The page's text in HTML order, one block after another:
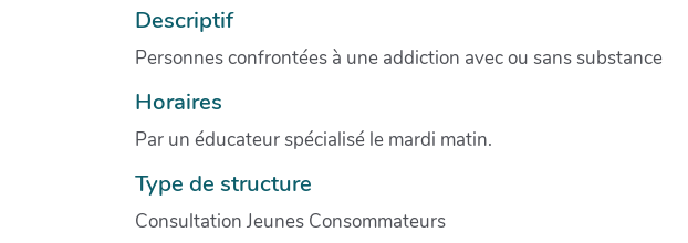
Descriptif
Personnes confrontées à une addiction avec ou sans substance
Horaires
Par un éducateur spécialisé le mardi matin.
Type de structure
Consultation Jeunes Consommateurs